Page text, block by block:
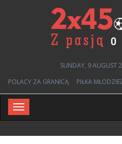
SUNDAY, 9 AUGUST
POLACY ZA GRANICĄ
PIŁKA
Toggle
navigation